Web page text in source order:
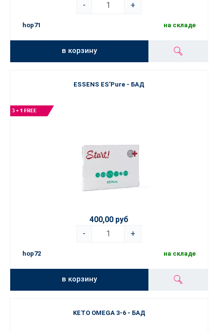
-
+
hop71 на складе
в корзину
ESSENS ES’Pure - БАД
400,00 руб
-
+
hop72 на складе
в корзину
KETO OMEGA 3-6 - БАД